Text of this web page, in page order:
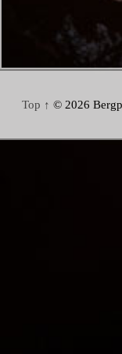
Top ↑ © 2026